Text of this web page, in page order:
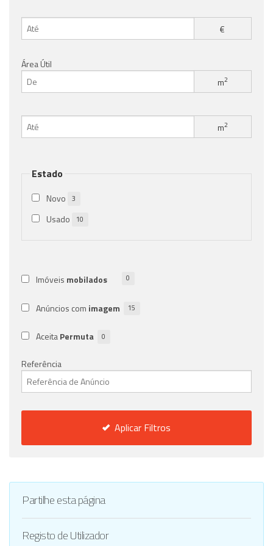
€
Área Útil
m2
m2
Estado
Novo 3
Usado 10
Imóveis mobilados 0
Anúncios com imagem 15
AceitaPermuta 0
Referência
Aplicar Filtros
Partilhe esta página
Registo de Utilizador